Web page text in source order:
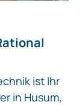
ist Ihr
in Husum,